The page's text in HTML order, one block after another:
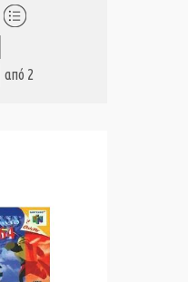
από 2